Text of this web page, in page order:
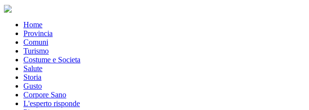
Home
Provincia
Comuni
Turismo
Costume e Societa
Salute
Storia
Gusto
Corpore Sano
L'esperto risponde